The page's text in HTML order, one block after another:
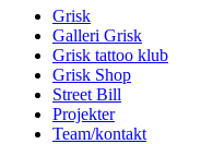
Grisk
Galleri Grisk
Grisk tattoo klub
Grisk Shop
Street Bill
Projekter
Team/kontakt